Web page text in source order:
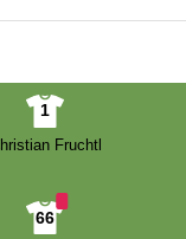
1
Fruchtl
66